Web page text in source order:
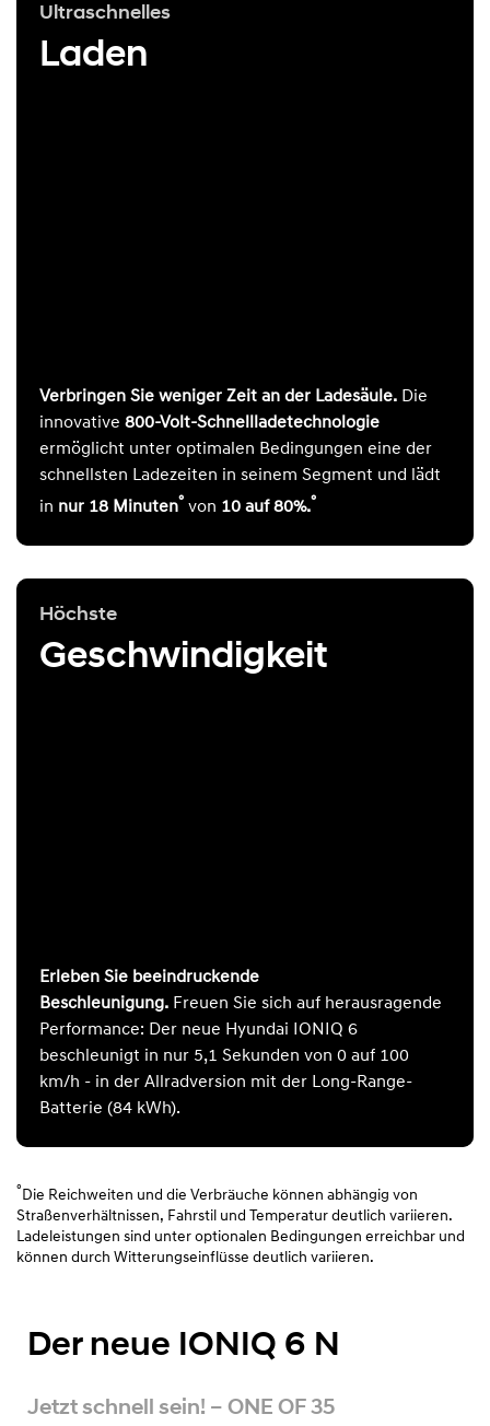
Ultraschnelles
Laden
Verbringen Sie weniger Zeit an der Ladesäule. Die
innovative 800-Volt-Schnellladetechnologie
ermöglicht unter optimalen Bedingungen eine der
schnellsten Ladezeiten in seinem Segment und lädt
in nur 18 Minuten° von 10 auf 80%.°
Höchste
Geschwindigkeit
Erleben Sie beeindruckende
Beschleunigung. Freuen Sie sich auf herausragende
Performance: Der neue Hyundai IONIQ 6
beschleunigt in nur 5,1 Sekunden von 0 auf 100
km/h - in der Allradversion mit der Long-Range-
Batterie (84 kWh).
° Die Reichweiten und die Verbräuche können abhängig von
Straßenverhältnissen, Fahrstil und Temperatur deutlich variieren.
Ladeleistungen sind unter optionalen Bedingungen erreichbar und
können durch Witterungseinflüsse deutlich variieren.
Der neue IONIQ 6 N
Jetzt schnell sein! – ONE OF 35